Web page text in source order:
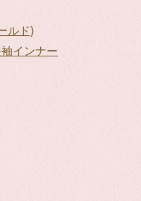
ルド)
インナー